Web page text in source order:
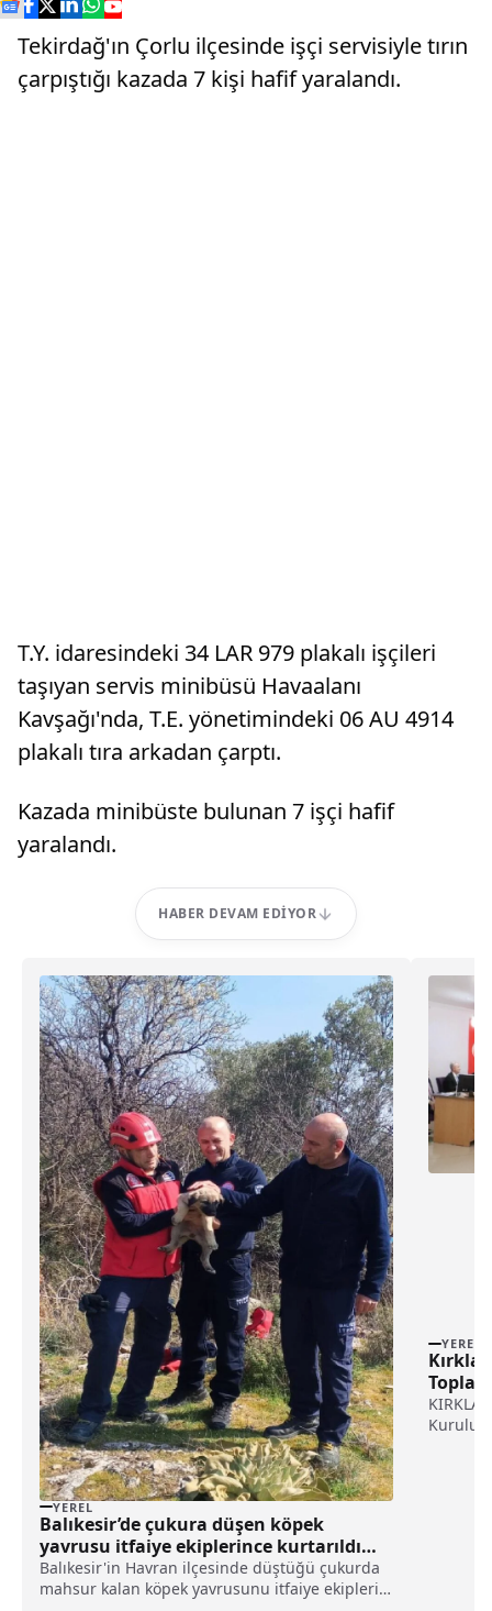
Tekirdağ'ın Çorlu ilçesinde işçi servisiyle tırın
çarpıştığı kazada 7 kişi hafif yaralandı.
T.Y. idaresindeki 34 LAR 979 plakalı işçileri
taşıyan servis minibüsü Havaalanı
Kavşağı'nda, T.E. yönetimindeki 06 AU 4914
plakalı tıra arkadan çarptı.
Kazada minibüste bulunan 7 işçi hafif
yaralandı.
HABER DEVAM EDIYOR
YEREL
Balıkesir’de çukura düşen köpek
yavrusu itfaiye ekiplerince kurtarıldı
haberi
Balıkesir'in Havran ilçesinde düştüğü çukurda
mahsur kalan köpek yavrusunu itfaiye ekipleri
YEREL
Kurulu